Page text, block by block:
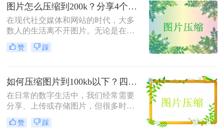
软件将图片进行批量压缩，就可以缓
解电脑的内存压力，让它运行更加顺
畅。那么你们知道如何将照片压缩到
200k以下吗？相信这篇文章可以给你
一点参考。
图片怎么压缩到200k？分享4个靠谱的压缩方法！
在现代社交媒体和网站的时代，大多
数人的生活离不开图片。无论是在社
交媒体上分享自己的生活照片，还是
在网站上发布商品图片，我们都需要
绍一种简单而高效的方法，帮助您将
图片压缩至200KB以下。
赞 踩
如何压缩图片到100kb以下？四个方法教会你！
在日常的数字生活中，我们经常需要
分享、上传或存储图片，但很多时
候，文件大小限制成为了一个问题。
特别是当需要将图片压缩到100KB以
赞 踩